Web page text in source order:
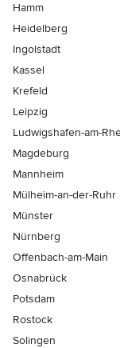
Hamm
Heidelberg
Ingolstadt
Kassel
Krefeld
Leipzig
Ludwigshafen-am-
Magdeburg
Mannheim
Mülheim-an-der-Ruhr
Münster
Nürnberg
Offenbach-am-Main
Osnabrück
Potsdam
Rostock
Solingen